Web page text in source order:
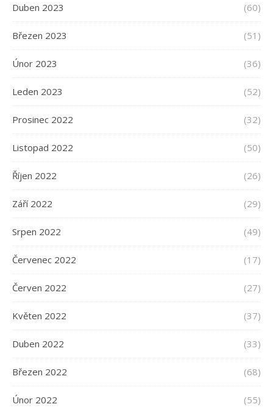
Duben 2023 (60)
Březen 2023 (51)
Únor 2023 (36)
Leden 2023 (52)
Prosinec 2022 (32)
Listopad 2022 (50)
Říjen 2022 (26)
Září 2022 (29)
Srpen 2022 (49)
Červenec 2022 (17)
Červen 2022 (27)
Květen 2022 (37)
Duben 2022 (33)
Březen 2022 (68)
Únor 2022 (55)